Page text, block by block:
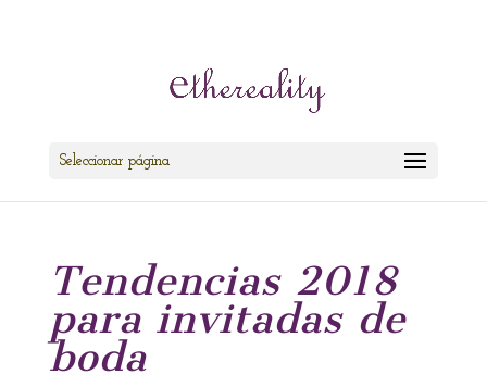
Seleccionar página
Tendencias 2018
para invitadas de
boda